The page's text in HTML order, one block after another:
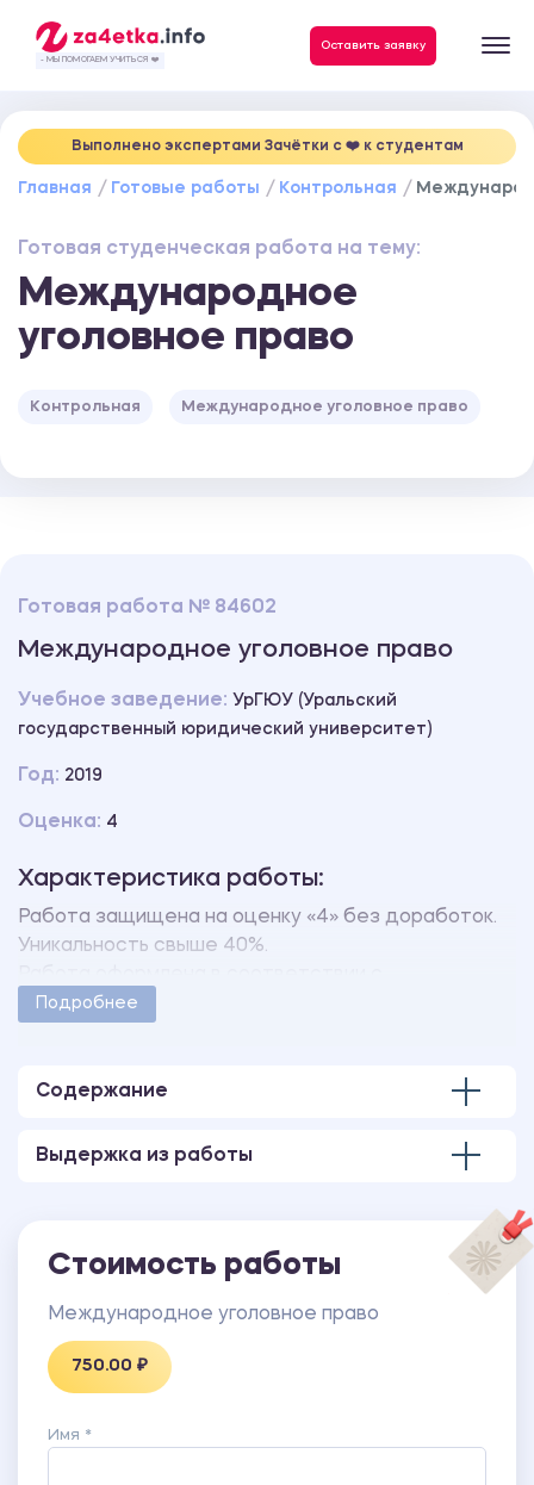
- МЫ ПОМОГАЕМ УЧИТЬСЯ ❤️
Оставить заявку
Выполнено экспертами Зачётки c ❤️ к студентам
Главная Готовые работы Контрольная
Готовая студенческая работа на тему:
Международное
уголовное право
Контрольная Международное уголовное право
Готовая работа № 84602
Международное уголовное право
Учебное заведение: УрГЮУ (Уральский
государственный юридический университет)
Год: 2019
Оценка: 4
Характеристика работы:
Работа защищена на оценку «4» без доработок.
Уникальность свыше 40%.
методическими указаниями учебного заведения.
Подробнее
Содержание
Выдержка из работы
Стоимость работы
Международное уголовное право
750.00 ₽
Имя *